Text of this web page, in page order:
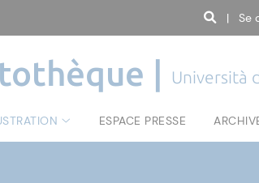
| Se
| Università
ESPACE PRESSE